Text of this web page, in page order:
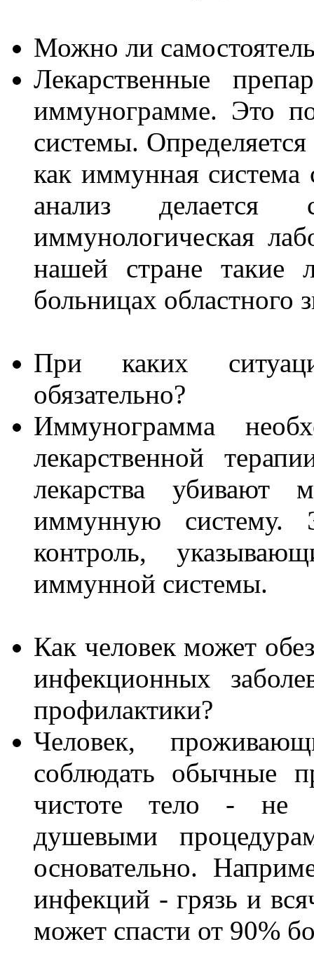
Можно ли
Лекарственные
иммунограмме. Это
системы.
как иммунная система
анализ
иммунологическая
нашей стране такие
больницах областного
При каких
обязательно?
Иммунограмма
лекарственной
лекарства
иммунную систему.
контроль,
иммунной системы.
Как человек может
инфекционных
профилактики?
Человек,
соблюдать обычные
чистоте тело - не
душевыми
основательно.
инфекций - грязь и
может спасти от 90%